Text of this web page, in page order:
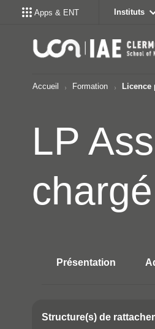
Apps & ENT Instituts
Accueil Formation Licence
LP
Présentation
Structure(s) de